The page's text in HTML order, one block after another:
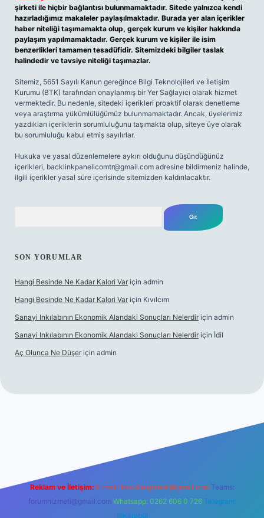
şirketi ile hiçbir bağlantısı bulunmamaktadır. Sitede yalnızca kendi
hazırladığımız makaleler paylaşılmaktadır. Burada yer alan içerikler
haber niteliği taşımamakta olup, gerçek kurum ve kişiler hakkında
paylaşım yapılmamaktadır. Gerçek kurum ve kişiler ile isim
benzerlikleri tamamen tesadüfidir. Sitemizdeki bilgiler taslak
halindedir ve tavsiye niteliği taşımazlar.
Sitemiz, 5651 Sayılı Kanun gereğince Bilgi Teknolojileri ve İletişim
Kurumu (BTK) tarafından onaylanmış bir Yer Sağlayıcı olarak hizmet
vermektedir. Bu nedenle, sitedeki içerikleri proaktif olarak denetleme
veya araştırma yükümlülüğümüz bulunmamaktadır. Ancak, üyelerimiz
yazdıkları içeriklerin sorumluluğunu taşımakta olup, siteye üye olarak
bu sorumluluğu kabul etmiş sayılırlar.
Hukuka ve yasal düzenlemelere aykırı olduğunu düşündüğünüz
içerikleri, backlinkpanelicomtr@gmail.com adresine bildirmeniz halinde,
ilgili içerikler yasal süre içerisinde sitemizden kaldırılacaktır.
SON YORUMLAR
Hangi Besinde Ne Kadar Kalori Var için admin
Hangi Besinde Ne Kadar Kalori Var için Kıvılcım
Sanayi Inkılabının Ekonomik Alandaki Sonuçları Nelerdir için admin
Sanayi Inkılabının Ekonomik Alandaki Sonuçları Nelerdir için İdil
Aç Olunca Ne Düşer için admin
Reklam ve İletişim: E-mail: backlinkpaneli@gmail.com Teams:
forumhizmeti@gmail.com Whatsapp: 0262 606 0 726 Telegram:
@karabul